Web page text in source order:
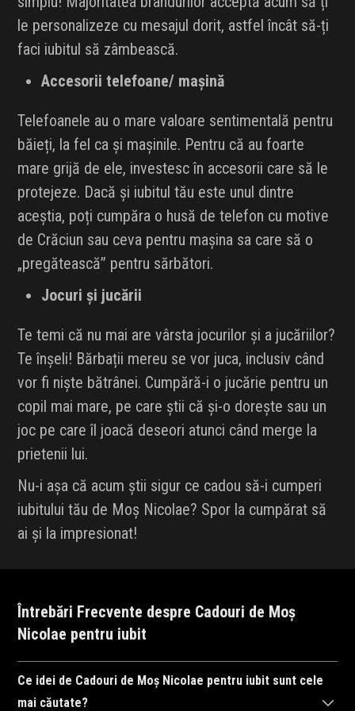
le personalizeze cu mesajul dorit, astfel încât să-ți
faci iubitul să zâmbească.
Accesorii telefoane/ mașină
Telefoanele au o mare valoare sentimentală pentru
băieți, la fel ca și mașinile. Pentru că au foarte
mare grijă de ele, investesc în accesorii care să le
protejeze. Dacă și iubitul tău este unul dintre
aceștia, poți cumpăra o husă de telefon cu motive
de Crăciun sau ceva pentru mașina sa care să o
„pregătească” pentru sărbători.
Jocuri și jucării
Te temi că nu mai are vârsta jocurilor și a jucăriilor?
Te înșeli! Bărbații mereu se vor juca, inclusiv când
vor fi niște bătrânei. Cumpără-i o jucărie pentru un
copil mai mare, pe care știi că și-o dorește sau un
joc pe care îl joacă deseori atunci când merge la
prietenii lui.
Nu-i așa că acum știi sigur ce cadou să-i cumperi
iubitului tău de Moș Nicolae? Spor la cumpărat să
ai și la impresionat!
Întrebări Frecvente despre Cadouri de Moș
Nicolae pentru iubit
Ce idei de Cadouri de Moș Nicolae pentru iubit sunt cele
mai căutate?